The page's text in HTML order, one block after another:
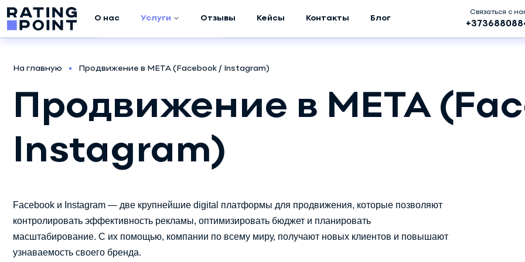
О нас Услуги
Instagram)
Создание
скриптов
Отзывы Кейсы Контакты Блог
Связаться с
На главную Продвижение в META (Facebook / Instagram)
Продвижение в META
Instagram)
Facebook и Instagram — две крупнейшие digital платформы для продвижения, которые позволяют
контролировать эффективность рекламы, оптимизировать бюджет и планировать
масштабирование. С их помощью, компании по всему миру, получают новых клиентов и повышают
узнаваемость своего бренда.